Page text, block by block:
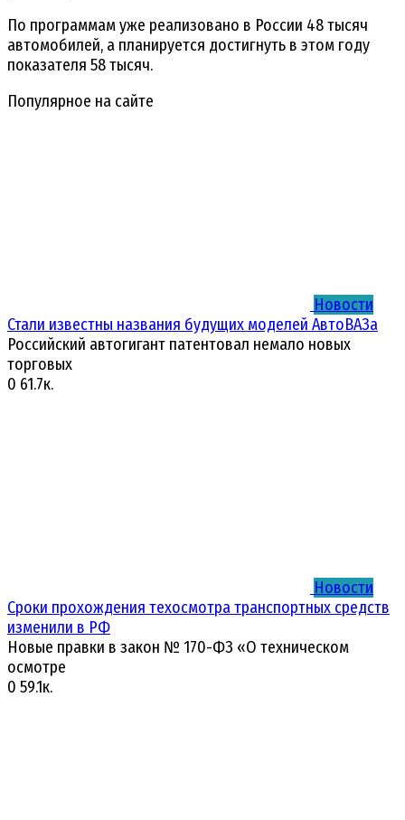
По программам уже реализовано в России 48 тысяч
автомобилей, а планируется достигнуть в этом году
показателя 58 тысяч.
Популярное на сайте
Новости
Стали известны названия будущих моделей АвтоВАЗа
Российский автогигант патентовал немало новых
торговых
0 61.7к.
Новости
Сроки прохождения техосмотра транспортных средств
изменили в РФ
Новые правки в закон № 170-ФЗ «О техническом
осмотре
0 59.1к.